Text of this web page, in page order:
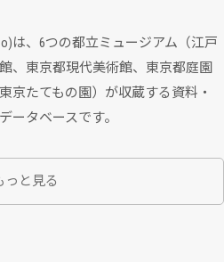
は、6つの都立ミュージアム（江戸
、東京都現代美術館、東京都庭園
京たてもの園）が収蔵する資料・
ータベースです。
っと見る